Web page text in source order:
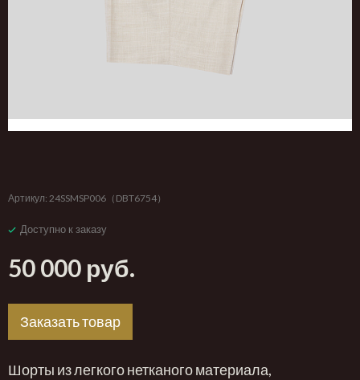
Артикул: 24SSMSP006（DBT6754）
Доступно к заказу
50 000 руб.
Заказать товар
Шорты из легкого нетканого материала,